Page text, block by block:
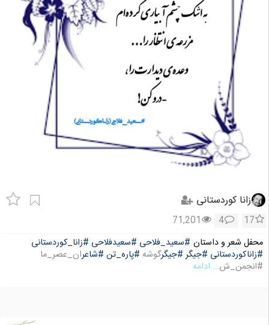
زانا کوردستانی
17
4
71,201
محفل شعر و داستان #سعید_فلاحی #سعیدفلاحی #زانا_کوردستانی
#زاناکوردستانی #جیگر #جیگرگوشه #پاره_تن #شاعران_عصر_ما
#انجمن_ش... ادامه